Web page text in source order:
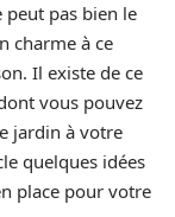
peut pas bien le
charme à ce
Il existe de ce
vous pouvez
jardin à votre
quelques idées
place pour votre